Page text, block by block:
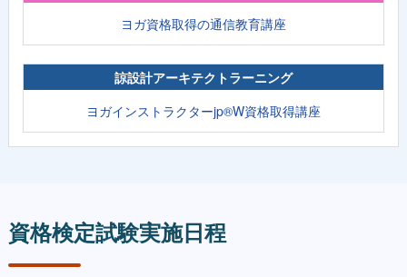
ヨガ資格取得の通信教育講座
諒設計アーキテクトラーニング
ヨガインストラクターjp®W資格取得講座
資格検定試験実施日程